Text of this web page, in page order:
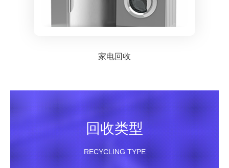
家电回收
回收类型
RECYCLING TYPE